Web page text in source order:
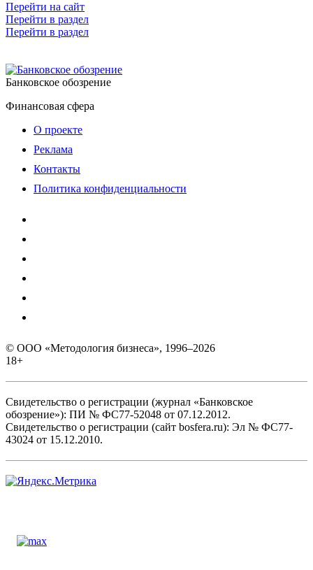
Перейти на сайт
Перейти в раздел
Перейти в раздел
Банковское обозрение
Финансовая сфера
О проекте
Реклама
Контакты
Политика конфиденциальности
© ООО «Методология бизнеса», 1996–2026
18+
Свидетельство о регистрации (журнал «Банковское
обозрение»): ПИ № ФС77-52048 от 07.12.2012.
Свидетельство о регистрации (сайт bosfera.ru): Эл № ФС77-
43024 от 15.12.2010.